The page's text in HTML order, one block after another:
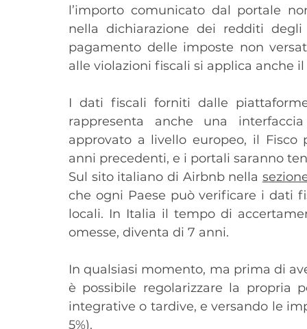
l’importo comunicato dal portale
nella dichiarazione dei redditi
pagamento delle imposte non
alle violazioni fiscali si applica anche
I dati fiscali forniti dalle
rappresenta anche una
approvato a livello europeo, il
anni precedenti, e i portali saranno
Sul sito italiano di Airbnb nella
che ogni Paese può verificare i dati
locali. In Italia il tempo di
omesse, diventa di 7 anni.
In qualsiasi momento, ma prima di
è possibile regolarizzare la propria
integrative o tardive, e versando le
5%).